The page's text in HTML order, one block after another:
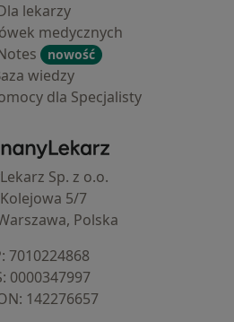
lekarzy
medycznych
nowość
wiedzy
dla Specjalisty
ZnanyLekarz - Strona główna
Sp. z o.o.
5/7
Polska
⁠7010224868
⁠0000347997
⁠142276657